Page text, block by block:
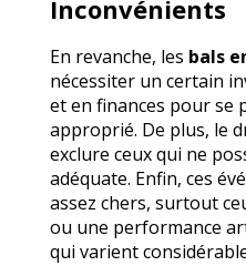
Inconvénients
En revanche, les bals
nécessiter un certain
et en finances pour se
approprié. De plus, le
exclure ceux qui ne
adéquate. Enfin, ces
assez chers, surtout
ou une performance
qui varient